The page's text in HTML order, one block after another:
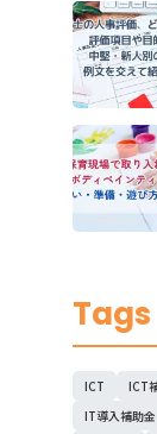
Tags
ICT ICT
IT導入補助金